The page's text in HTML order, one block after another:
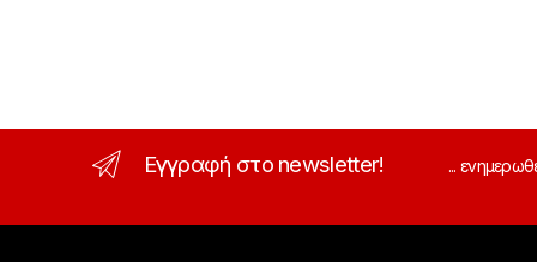
Εγγραφή στο newsletter! ...